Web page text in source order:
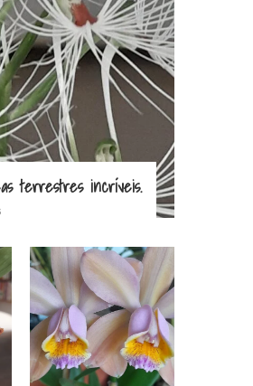
terrestres incríveis.